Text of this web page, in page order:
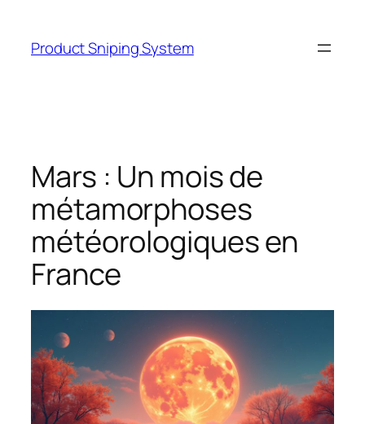
content
Product Sniping System
Mars : Un mois de
métamorphoses
météorologiques en
France